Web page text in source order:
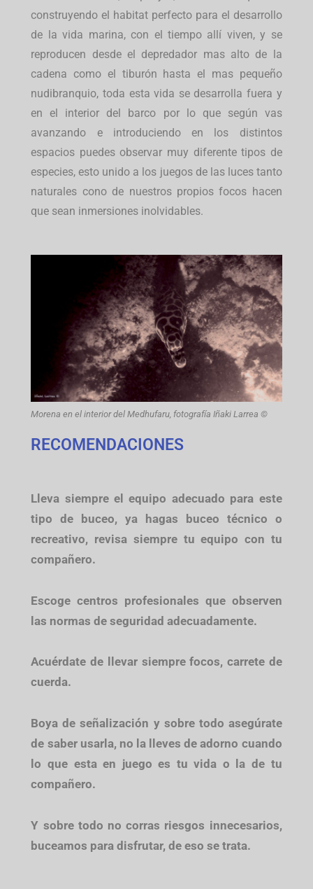
construyendo el habitat perfecto para el desarrollo
de la vida marina, con el tiempo allí viven, y se
reproducen desde el depredador mas alto de la
cadena como el tiburón hasta el mas pequeño
nudibranquio, toda esta vida se desarrolla fuera y
en el interior del barco por lo que según vas
avanzando e introduciendo en los distintos
espacios puedes observar muy diferente tipos de
especies, esto unido a los juegos de las luces tanto
naturales cono de nuestros propios focos hacen
que sean inmersiones inolvidables.
Morena en el interior del Medhufaru, fotografía Iñaki Larrea ©
RECOMENDACIONES
Lleva siempre el equipo adecuado para este
tipo de buceo, ya hagas buceo técnico o
recreativo, revisa siempre tu equipo con tu
compañero.
Escoge centros profesionales que observen
las normas de seguridad adecuadamente.
Acuérdate de llevar siempre focos, carrete de
cuerda.
Boya de señalización y sobre todo asegúrate
de saber usarla, no la lleves de adorno cuando
lo que esta en juego es tu vida o la de tu
compañero.
Y sobre todo no corras riesgos innecesarios,
buceamos para disfrutar, de eso se trata.